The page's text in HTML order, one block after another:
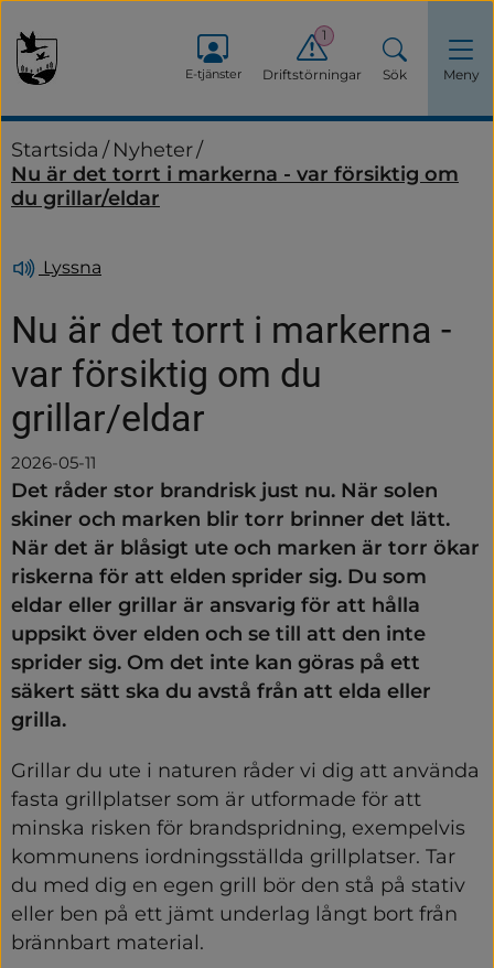
E-tjänster Driftstörningar
1
Sök Meny
Startsida / Nyheter/
Nu är det torrt i markerna - var försiktig om
du grillar/eldar
Lyssna
Nu är det torrt i markerna -
var försiktig om du
grillar/eldar
2026-05-11
Det råder stor brandrisk just nu. När solen
skiner och marken blir torr brinner det lätt.
När det är blåsigt ute och marken är torr ökar
riskerna för att elden sprider sig. Du som
eldar eller grillar är ansvarig för att hålla
uppsikt över elden och se till att den inte
sprider sig. Om det inte kan göras på ett
säkert sätt ska du avstå från att elda eller
grilla.
Grillar du ute i naturen råder vi dig att använda
fasta grillplatser som är utformade för att
minska risken för brandspridning, exempelvis
kommunens iordningsställda grillplatser. Tar
du med dig en egen grill bör den stå på stativ
eller ben på ett jämt underlag långt bort från
brännbart material.